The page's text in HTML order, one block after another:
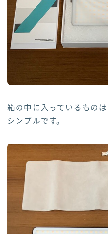
箱の中に入っているもの
シンプルです。